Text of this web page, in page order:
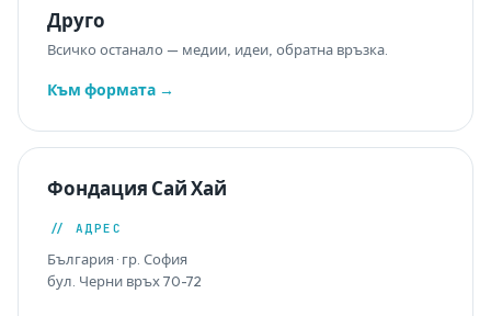
Друго
Всичко останало — медии, идеи, обратна връзка.
Към формата →
Фондация Сай Хай
// АДРЕС
България · гр. София
бул. Черни връх 70-72